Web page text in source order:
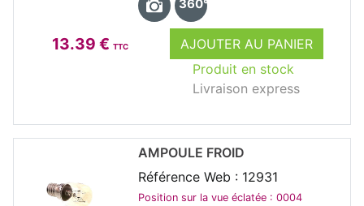
13.39 € TTC
AJOUTER AU PANIER
Produit en stock
Livraison express
360°
AMPOULE FROID
Référence Web : 12931
Position sur la vue éclatée : 0004